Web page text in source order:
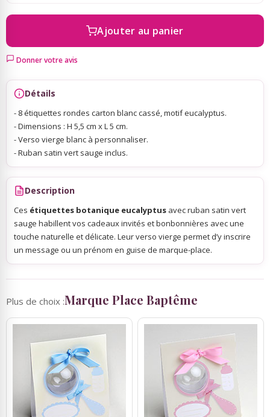
Rubans Tulle Organdi
Ajouter au panier
Donner votre avis
Détails
- 8 étiquettes rondes carton blanc cassé, motif eucalyptus.
- Dimensions : H 5,5 cm x L 5 cm.
- Verso vierge blanc à personnaliser.
- Ruban satin vert sauge inclus.
Description
Ces étiquettes botanique eucalyptus avec ruban satin vert
sauge habillent vos cadeaux invités et bonbonnières avec une
touche naturelle et délicate. Leur verso vierge permet d’y inscrire
un message ou un prénom en guise de marque-place.
Plus de choix :Marque Place Baptême